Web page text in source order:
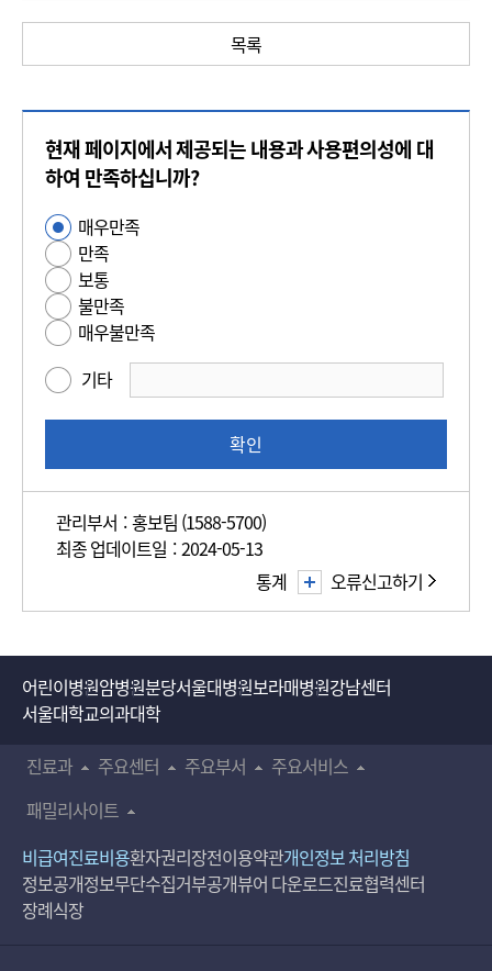
목록
현재 페이지에서 제공되는 내용과 사용편의성에 대
하여 만족하십니까?
사
용
편
의
성
족
사
매우만족
만족
보통
불만족
매우불만족
기타
확인
관리부서 : 홍보팀 (1588-5700)
최종 업데이트일 : 2024-05-13
오류신고하기
통계
어린이병원암병원분당서울대병원보라매병원강남센터
서울대학교의과대학
진료과
주요센터 주요부서
주요서비스
패밀리사이트
비급여진료비용환자권리장전이용약관개인정보 처리방침
정보공개정보무단수집거부공개뷰어 다운로드진료협력센터
장례식장